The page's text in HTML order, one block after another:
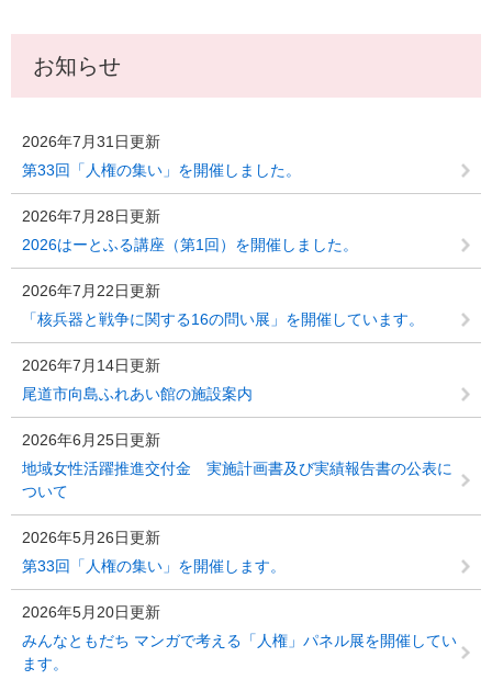
お知らせ
2026年7月31日更新
第33回「人権の集い」を開催しました。
2026年7月28日更新
2026はーとふる講座（第1回）を開催しました。
2026年7月22日更新
「核兵器と戦争に関する16の問い展」を開催しています。
2026年7月14日更新
尾道市向島ふれあい館の施設案内
2026年6月25日更新
地域女性活躍推進交付金 実施計画書及び実績報告書の公表に
ついて
2026年5月26日更新
第33回「人権の集い」を開催します。
2026年5月20日更新
みんなともだち マンガで考える「人権」パネル展を開催してい
ます。